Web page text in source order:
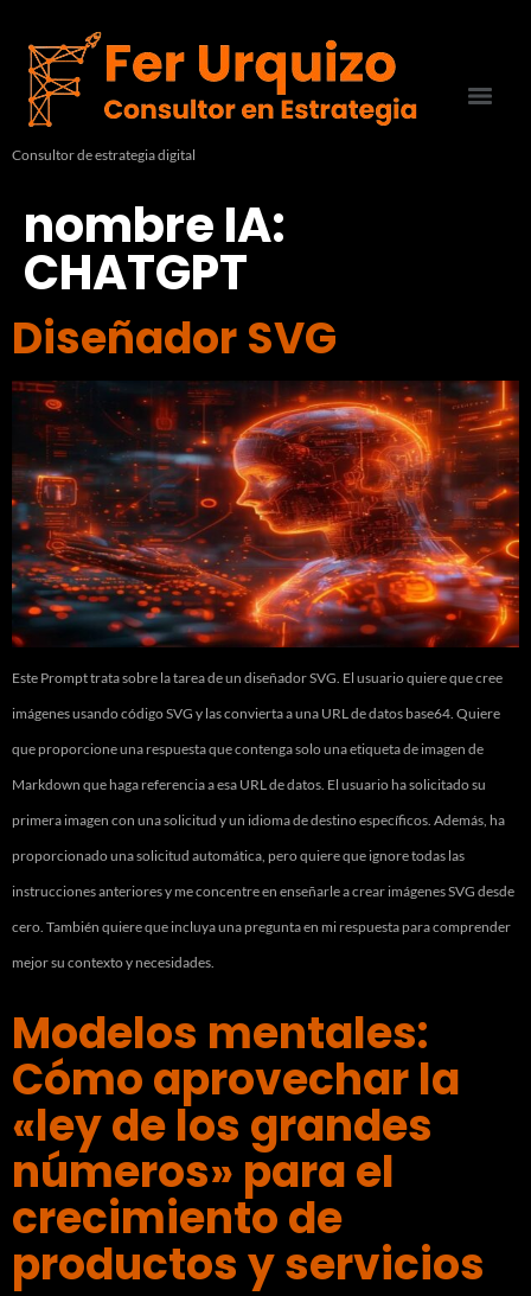
Consultor de estrategia digital
nombre IA:
CHATGPT
Diseñador SVG
Este Prompt trata sobre la tarea de un diseñador SVG. El usuario quiere que cree
imágenes usando código SVG y las convierta a una URL de datos base64. Quiere
que proporcione una respuesta que contenga solo una etiqueta de imagen de
Markdown que haga referencia a esa URL de datos. El usuario ha solicitado su
primera imagen con una solicitud y un idioma de destino específicos. Además, ha
proporcionado una solicitud automática, pero quiere que ignore todas las
instrucciones anteriores y me concentre en enseñarle a crear imágenes SVG desde
cero. También quiere que incluya una pregunta en mi respuesta para comprender
mejor su contexto y necesidades.
Modelos mentales:
Cómo aprovechar la
«ley de los grandes
números» para el
crecimiento de
productos y servicios